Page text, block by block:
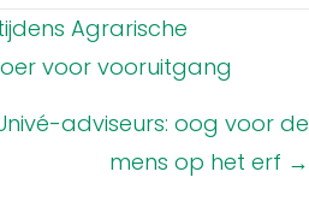
Agrarische
voor vooruitgang
adviseurs: oog voor de
mens op het erf →